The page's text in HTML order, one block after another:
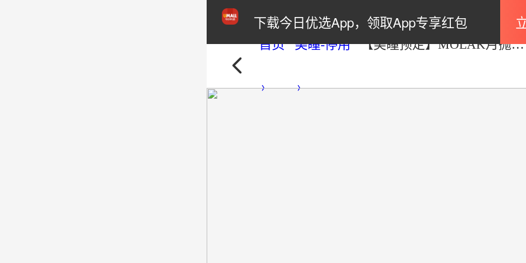
下载今日优选App，领取App专享红包
首页 美瞳-停用 【美瞳预定】MOLAK月抛美瞳 Tint Brown2枚14.2mm